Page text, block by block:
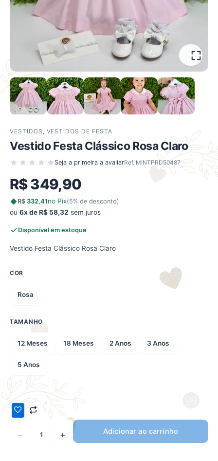
VESTIDOS , VESTIDOS DE FESTA
Vestido Festa Clássico Rosa Claro
Seja a primeira a avaliarRef. MINTPRD50487
R$349,90
R$ 332,41no Pix(5% de desconto)
ou 6x de R$ 58,32 sem juros
Disponível em estoque
Vestido Festa Clássico Rosa Claro
COR
Rosa
TAMANHO
12 Meses 18 Meses 2 Anos 3 Anos
5 Anos
− + Adicionar ao carrinho